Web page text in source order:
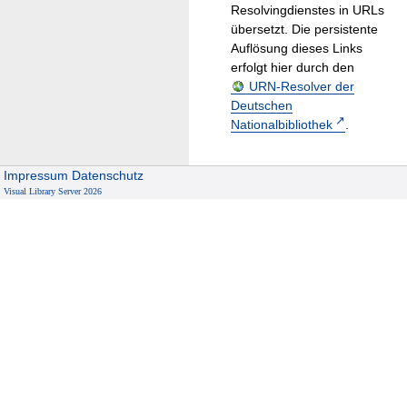
Resolvingdienstes in URLs
übersetzt. Die persistente
Auflösung dieses Links
erfolgt hier durch den
URN-Resolver der
Deutschen
Nationalbibliothek
.
Impressum Datenschutz
Visual Library Server 2026